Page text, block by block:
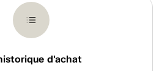
d'achat